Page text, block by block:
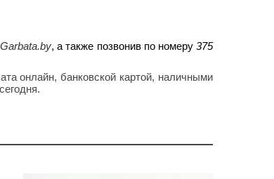
Garbata.by, а также позвонив по номеру375
онлайн, банковской картой, наличными